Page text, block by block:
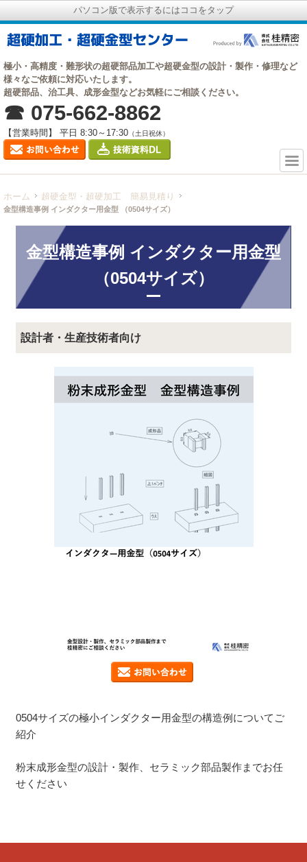
パソコン版で表示するにはココをタップ
極小・高精度・難形状の超硬部品加工や超硬金型の設計・製作・修理など
様々なご依頼に対応いたします。
超硬部品、治工具、成形金型などお気軽にご相談ください。
☎ 075-662-8862
【営業時間】 平日 8:30～17:30 （土日祝休）
ホーム 超硬金型・超硬加工 簡易見積り
金型構造事例 インダクター用金型 （0504サイズ）
金型構造事例 インダクター用金型
（0504サイズ）
設計者・生産技術者向け
0504サイズの極小インダクター用金型の構造例についてご
紹介
粉末成形金型の設計・製作、セラミック部品製作までお任
せください